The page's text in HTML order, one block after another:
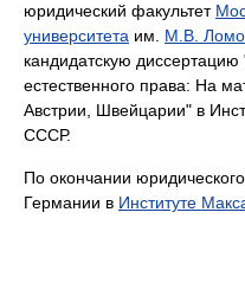
юридический факультет
университета им. М.В.
кандидатскую
естественного права: На
Австрии, Швейцарии" в
СССР.
По окончании
Германии в Институте